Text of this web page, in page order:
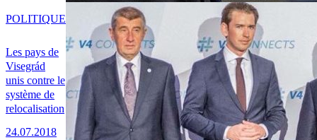
Les pays de
Visegrád
unis contre le
système de
relocalisation
24.07.2018
POLITIQUE